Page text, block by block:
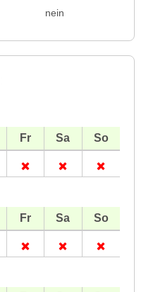
nein